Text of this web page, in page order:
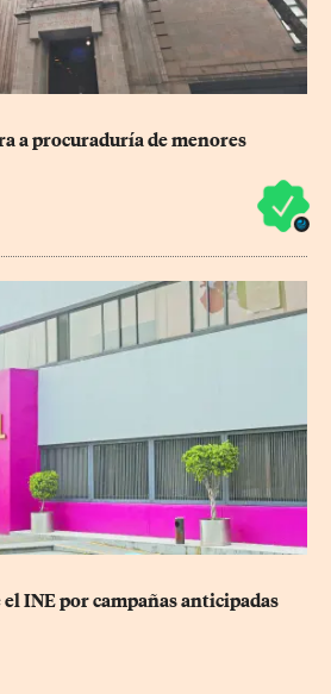
a procuraduría de menores
el INE por campañas anticipadas